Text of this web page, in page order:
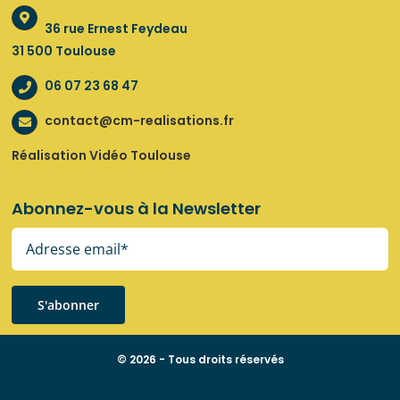
36 rue Ernest Feydeau
31 500 Toulouse
06 07 23 68 47
contact@cm-realisations.fr
Réalisation Vidéo Toulouse
Abonnez-vous à la Newsletter
S'abonner
© 2026 - Tous droits réservés